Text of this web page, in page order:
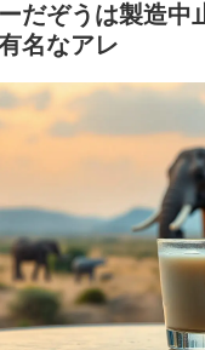
だぞうは製造中
名なアレ